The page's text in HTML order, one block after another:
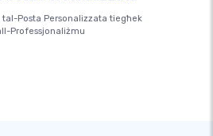
Posta Personalizzata tiegħek
Professjonaliżmu